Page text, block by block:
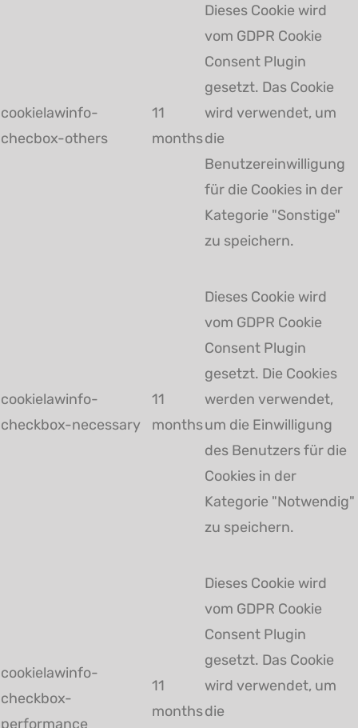
cookielawinfo-
checbox-others
11
months
Dieses Cookie wird
vom GDPR Cookie
Consent Plugin
gesetzt. Das Cookie
wird verwendet, um
die
Benutzereinwilligung
für die Cookies in der
Kategorie "Sonstige"
zu speichern.
cookielawinfo-
checkbox-necessary
11
months
Dieses Cookie wird
vom GDPR Cookie
Consent Plugin
gesetzt. Die Cookies
werden verwendet,
um die Einwilligung
des Benutzers für die
Cookies in der
Kategorie "Notwendig"
zu speichern.
cookielawinfo-
checkbox-
performance
11
months
Dieses Cookie wird
vom GDPR Cookie
Consent Plugin
gesetzt. Das Cookie
wird verwendet, um
die